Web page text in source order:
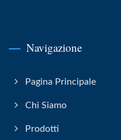
Navigazione
Pagina Principale
Chi Siamo
Prodotti